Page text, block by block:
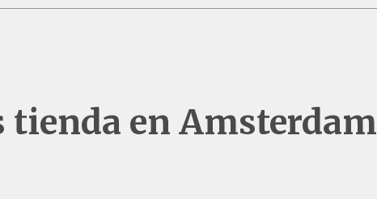
tienda en Amsterdam